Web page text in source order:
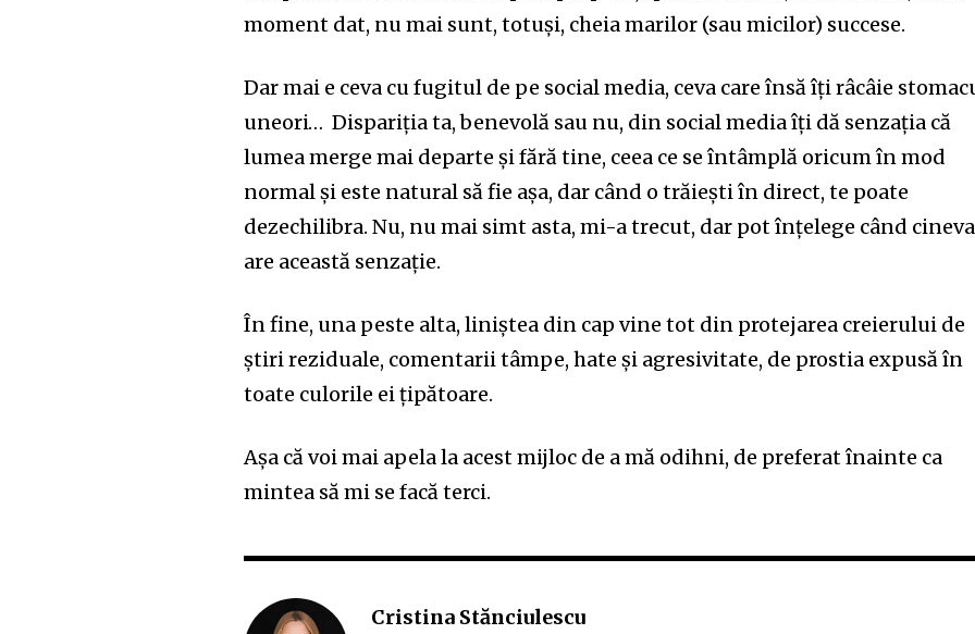
moment dat, nu mai sunt, totuși, cheia marilor (sau micilor) succese.
Dar mai e ceva cu fugitul de pe social media, ceva care însă îți râcâie
uneori… Dispariția ta, benevolă sau nu, din social media îți dă senzația că
lumea merge mai departe și fără tine, ceea ce se întâmplă oricum în mod
normal și este natural să fie așa, dar când o trăiești în direct, te poate
dezechilibra. Nu, nu mai simt asta, mi-a trecut, dar pot înțelege când cineva
are această senzație.
În fine, una peste alta, liniștea din cap vine tot din protejarea creierului de
știri reziduale, comentarii tâmpe, hate și agresivitate, de prostia expusă în
toate culorile ei țipătoare.
Așa că voi mai apela la acest mijloc de a mă odihni, de preferat înainte ca
mintea să mi se facă terci.
Cristina Stănciulescu